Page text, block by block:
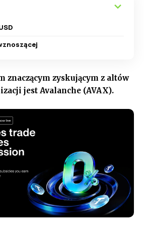
znaczącym zyskującym z altów
jest Avalanche (AVAX).